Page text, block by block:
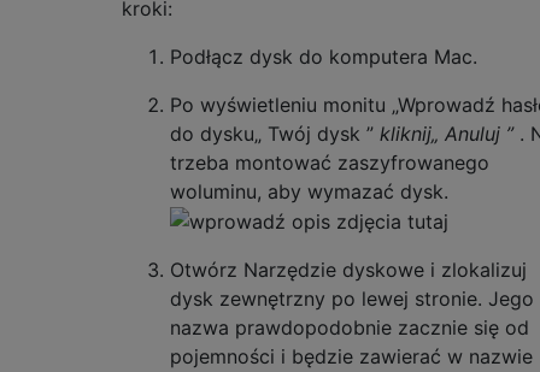
kroki:
Podłącz dysk do komputera Mac.
Po wyświetleniu monitu „Wprowadź
do dysku„ Twój dysk ” kliknij„ Anuluj ”.
trzeba montować zaszyfrowanego
woluminu, aby wymazać dysk.
Otwórz Narzędzie dyskowe i zlokalizuj
dysk zewnętrzny po lewej stronie. Jego
nazwa prawdopodobnie zacznie się od
pojemności i będzie zawierać w nazwie